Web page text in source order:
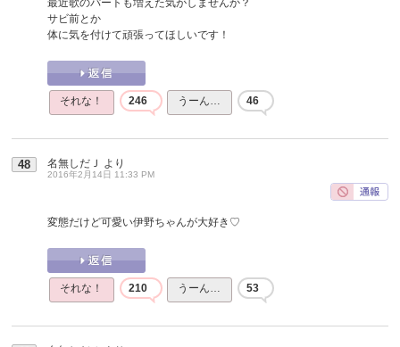
サビ前とか
体に気を付けて頑張ってほしいです！
それな！ 246 うーん… 46
48 名無しだＪ より
2016年2月14日 11:33 PM
変態だけど可愛い伊野ちゃんが大好き♡
それな！ 210 うーん… 53